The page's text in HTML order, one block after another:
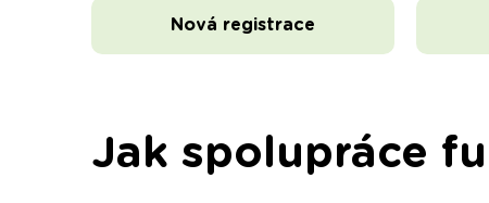
Nová registrace
Jak spolupráce